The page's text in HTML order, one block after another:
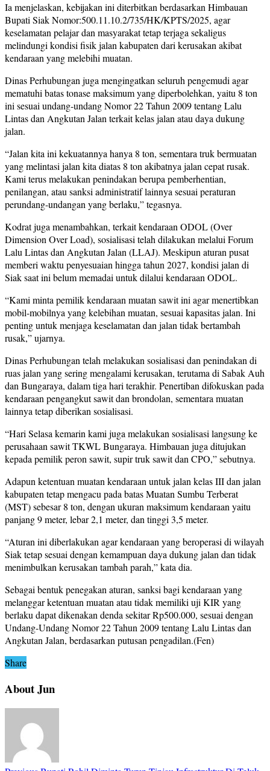
Ia menjelaskan, kebijakan ini diterbitkan berdasarkan Himbauan
Bupati Siak Nomor:500.11.10.2/735/HK/KPTS/2025, agar
keselamatan pelajar dan masyarakat tetap terjaga sekaligus
melindungi kondisi fisik jalan kabupaten dari kerusakan akibat
kendaraan yang melebihi muatan.
Dinas Perhubungan juga mengingatkan seluruh pengemudi agar
mematuhi batas tonase maksimum yang diperbolehkan, yaitu 8 ton
ini sesuai undang-undang Nomor 22 Tahun 2009 tentang Lalu
Lintas dan Angkutan Jalan terkait kelas jalan atau daya dukung
jalan.
“Jalan kita ini kekuatannya hanya 8 ton, sementara truk bermuatan
yang melintasi jalan kita diatas 8 ton akibatnya jalan cepat rusak.
Kami terus melakukan penindakan berupa pemberhentian,
penilangan, atau sanksi administratif lainnya sesuai peraturan
perundang-undangan yang berlaku,” tegasnya.
Kodrat juga menambahkan, terkait kendaraan ODOL (Over
Dimension Over Load), sosialisasi telah dilakukan melalui Forum
Lalu Lintas dan Angkutan Jalan (LLAJ). Meskipun aturan pusat
memberi waktu penyesuaian hingga tahun 2027, kondisi jalan di
Siak saat ini belum memadai untuk dilalui kendaraan ODOL.
“Kami minta pemilik kendaraan muatan sawit ini agar menertibkan
mobil-mobilnya yang kelebihan muatan, sesuai kapasitas jalan. Ini
penting untuk menjaga keselamatan dan jalan tidak bertambah
rusak,” ujarnya.
Dinas Perhubungan telah melakukan sosialisasi dan penindakan di
ruas jalan yang sering mengalami kerusakan, terutama di Sabak Auh
dan Bungaraya, dalam tiga hari terakhir. Penertiban difokuskan pada
kendaraan pengangkut sawit dan brondolan, sementara muatan
lainnya tetap diberikan sosialisasi.
“Hari Selasa kemarin kami juga melakukan sosialisasi langsung ke
perusahaan sawit TKWL Bungaraya. Himbauan juga ditujukan
kepada pemilik peron sawit, supir truk sawit dan CPO,” sebutnya.
Adapun ketentuan muatan kendaraan untuk jalan kelas III dan jalan
kabupaten tetap mengacu pada batas Muatan Sumbu Terberat
(MST) sebesar 8 ton, dengan ukuran maksimum kendaraan yaitu
panjang 9 meter, lebar 2,1 meter, dan tinggi 3,5 meter.
“Aturan ini diberlakukan agar kendaraan yang beroperasi di wilayah
Siak tetap sesuai dengan kemampuan daya dukung jalan dan tidak
menimbulkan kerusakan tambah parah,” kata dia.
Sebagai bentuk penegakan aturan, sanksi bagi kendaraan yang
melanggar ketentuan muatan atau tidak memiliki uji KIR yang
berlaku dapat dikenakan denda sekitar Rp500.000, sesuai dengan
Undang-Undang Nomor 22 Tahun 2009 tentang Lalu Lintas dan
Angkutan Jalan, berdasarkan putusan pengadilan.(Fen)
Share
About Jun